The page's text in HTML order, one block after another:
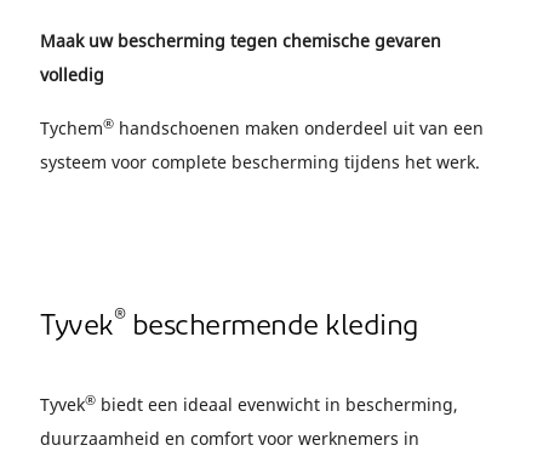
Maak uw bescherming tegen chemische gevaren
volledig
Tychem® handschoenen maken onderdeel uit van een
systeem voor complete bescherming tijdens het werk.
Tyvek® beschermende kleding
Tyvek® biedt een ideaal evenwicht in bescherming,
duurzaamheid en comfort voor werknemers in